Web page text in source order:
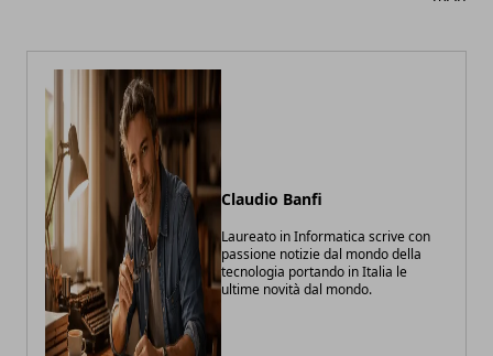
Claudio Banfi
Laureato in Informatica scrive con
passione notizie dal mondo della
tecnologia portando in Italia le
ultime novità dal mondo.